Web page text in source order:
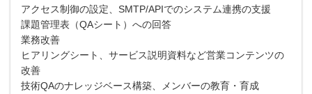
アクセス制御の設定、SMTP/APIでのシステム連携の支援
課題管理表（QAシート）への回答
業務改善
ヒアリングシート、サービス説明資料など営業コンテンツの
改善
技術QAのナレッジベース構築、メンバーの教育・育成